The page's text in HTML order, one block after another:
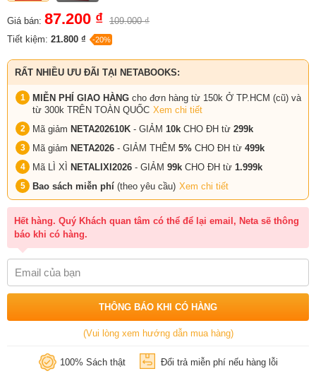
Giá bán: 87.200 ₫ 109.000 ₫
Tiết kiệm: 21.800 ₫ -20%
RẤT NHIỀU ƯU ĐÃI TẠI NETABOOKS:
MIỄN PHÍ GIAO HÀNG cho đơn hàng từ 150k Ở TP.HCM (cũ) và
từ 300k TRÊN TOÀN QUỐC Xem chi tiết
Mã giảm NETA202610K - GIẢM 10k CHO ĐH từ 299k
Mã giảm NETA2026 - GIẢM THÊM 5% CHO ĐH từ 499k
Mã LÌ XÌ NETALIXI2026 - GIẢM 99k CHO ĐH từ 1.999k
Bao sách miễn phí (theo yêu cầu) Xem chi tiết
Hết hàng. Quý Khách quan tâm có thể để lại email, Neta sẽ thông
báo khi có hàng.
THÔNG BÁO KHI CÓ HÀNG
(Vui lòng xem hướng dẫn mua hàng)
100% Sách thật Đổi trả miễn phí nếu hàng lỗi